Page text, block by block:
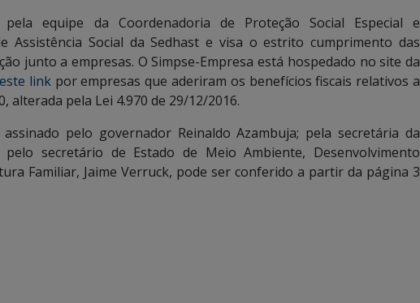
equipe da Coordenadoria de Proteção Social Especial e
Assistência Social da Sedhast e visa o estrito cumprimento das
junto a empresas. O Simpse-Empresa está hospedado no site da
linkpor empresas que aderiram os benefícios fiscais relativos a
alterada pela Lei 4.970 de 29/12/2016.
pelo governador Reinaldo Azambuja; pela secretária da
secretário de Estado de Meio Ambiente, Desenvolvimento
Familiar, Jaime Verruck, pode ser conferido a partir da página 3